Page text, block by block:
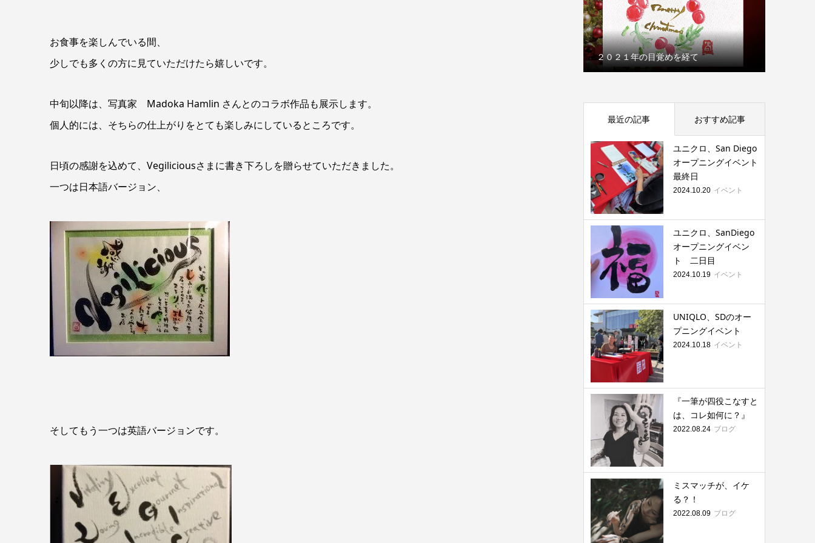
お食事を楽しんでいる間、
少しでも多くの方に見ていただけたら嬉しいです。
中旬以降は、写真家 Madoka Hamlin さんとのコラボ作品も展示します。
個人的には、そちらの仕上がりをとても楽しみにしているところです。
日頃の感謝を込めて、Vegiliciousさまに書き下ろしを贈らせていただきました。
一つは日本語バージョン、
そしてもう一つは英語バージョンです。
２０２１年の目覚めを経て
最近の記事 おすすめ記事
ユニクロ、San Diego
オープニングイベント
最終日
2024.10.20 イベント
ユニクロ、SanDiego
オープニングイベン
ト 二日目
2024.10.19 イベント
UNIQLO、SDのオー
プニングイベント
2024.10.18 イベント
『一筆が四役こなすと
は、コレ如何に？』
2022.08.24 ブログ
ミスマッチが、イケ
る？！
2022.08.09 ブログ